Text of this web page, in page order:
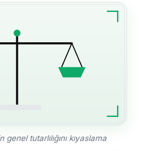
genel tutarlılığını kıyaslama